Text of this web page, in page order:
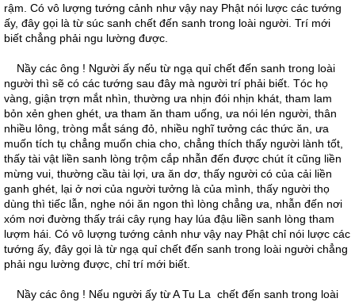
rậm. Có vô lượng tướng cảnh như vậy nay Phật nói lược các tướng
ấy, đây gọi là từ súc sanh chết đến sanh trong loài người. Trí mới
biết chẳng phải ngu lường được.
Nầy các ông ! Người ấy nếu từ ngạ quỉ chết đến sanh trong loài
người thì sẽ có các tướng sau đây mà người trí phải biết. Tóc họ
vàng, giận trợn mắt nhìn, thường ưa nhịn đói nhịn khát, tham lam
bỏn xẻn ghen ghét, ưa tham ăn tham uống, ưa nói lén người, thân
nhiều lông, tròng mắt sáng đỏ, nhiều nghĩ tưởng các thức ăn, ưa
muốn tích tụ chẳng muốn chia cho, chẳng thích thấy người lành tốt,
thấy tài vật liền sanh lòng trộm cắp nhẫn đến được chút ít cũng liền
mừng vui, thường cầu tài lợi, ưa ăn dơ, thấy người có của cải liền
ganh ghét, lại ở nơi của người tưởng là của mình, thấy người thọ
dùng thì tiếc lẫn, nghe nói ăn ngon thì lòng chẳng ưa, nhẫn đến nơi
xóm nơi đường thấy trái cây rụng hay lúa đậu liền sanh lòng tham
lượm hái. Có vô lượng tướng cảnh như vậy nay Phật chỉ nói lược các
tướng ấy, đây gọi là từ ngạ quỉ chết đến sanh trong loài người chẳng
phải ngu lường được, chỉ trí mới biết.
Nầy các ông ! Nếu người ấy từ A Tu La chết đến sanh trong loài